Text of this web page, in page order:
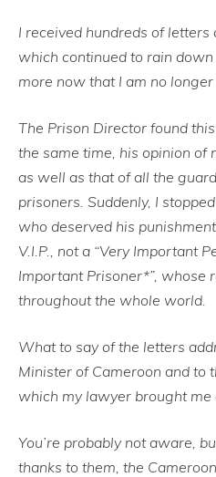
I received hundreds of letters
which continued to rain
more now that I am no longer
The Prison Director found
the same time, his opinion of
as well as that of all the
prisoners. Suddenly, I
who deserved his
V.I.P., not a “Very Important
Important Prisoner*”, whose
throughout the whole world.
What to say of the letters
Minister of Cameroon and to
which my lawyer brought me
You’re probably not aware,
thanks to them, the